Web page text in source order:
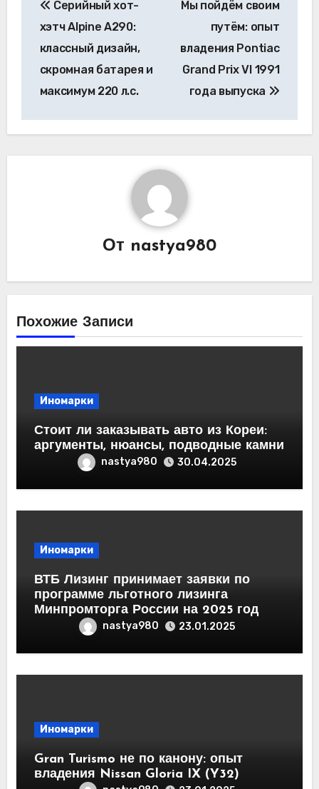
по
записям
Серийный хот-
хэтч Alpine A290:
классный дизайн,
скромная батарея и
максимум 220 л.с.
Мы пойдём своим
путём: опыт
владения Pontiac
Grand Prix VI 1991
года выпуска
От nastya980
Похожие Записи
Иномарки
Стоит ли заказывать авто из Кореи:
аргументы, нюансы, подводные камни
nastya980 30.04.2025
Иномарки
ВТБ Лизинг принимает заявки по
программе льготного лизинга
Минпромторга России на 2025 год
nastya980 23.01.2025
Иномарки
Gran Turismo не по канону: опыт
владения Nissan Gloria IX (Y32)